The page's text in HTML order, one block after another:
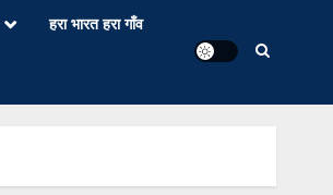
हरा भारत हरा गाँव